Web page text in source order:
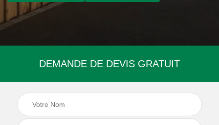
DEMANDE DE DEVIS GRATUIT